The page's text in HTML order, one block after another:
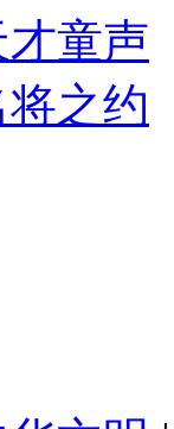
才童声
将之约